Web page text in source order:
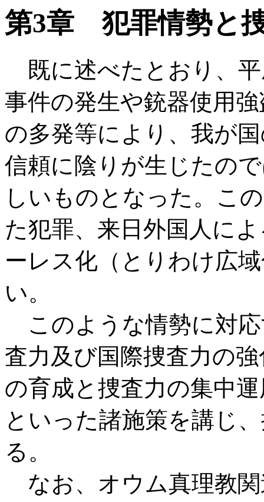
第3章 犯罪情勢と
既に述べたとおり、
事件の発生や銃器使用
の多発等により、我が
信頼に陰りが生じたの
しいものとなった。こ
た犯罪、来日外国人に
ーレス化（とりわけ広
い。
このような情勢に対
査力及び国際捜査力の
の育成と捜査力の集中
といった諸施策を講じ
る。
なお、オウム真理教